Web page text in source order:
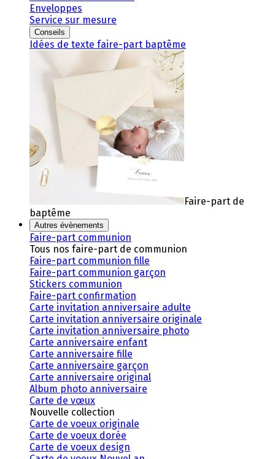
Enveloppes
Service sur mesure
Conseils
Idées de texte faire-part baptême
Faire-part de
baptême
Autres évènements
Faire-part communion
Tous nos faire-part de communion
Faire-part communion fille
Faire-part communion garçon
Stickers communion
Faire-part confirmation
Carte invitation anniversaire adulte
Carte invitation anniversaire originale
Carte invitation anniversaire photo
Carte anniversaire enfant
Carte anniversaire fille
Carte anniversaire garçon
Carte anniversaire original
Album photo anniversaire
Carte de vœux
Nouvelle collection
Carte de voeux originale
Carte de voeux dorée
Carte de voeux design